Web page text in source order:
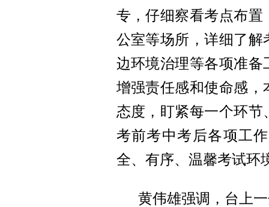
专，仔细察看考点布
公室等场所，详细了
边环境治理等各项准
增强责任感和使命感
态度，盯紧每一个环
考前考中考后各项工
全、有序、温馨考试环
黄伟雄强调，台上